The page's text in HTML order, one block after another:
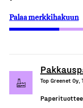
Palaa merkkihakuun
Top Greenet Oy,